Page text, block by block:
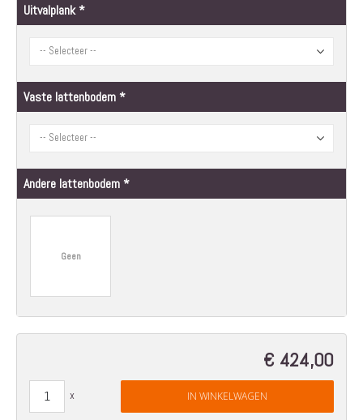
Uitvalplank
Vaste lattenbodem
Andere lattenbodem
Geen
€ 424,00
IN WINKELWAGEN